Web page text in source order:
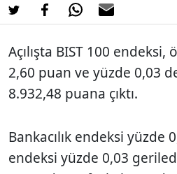
Açılışta BIST 100 endeksi,
2,60 puan ve yüzde 0,03
8.932,48 puana çıktı.
Bankacılık endeksi yüzde
endeksi yüzde 0,03